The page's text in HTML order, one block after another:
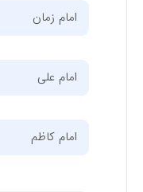
امام زمان
امام علی
امام کاظم